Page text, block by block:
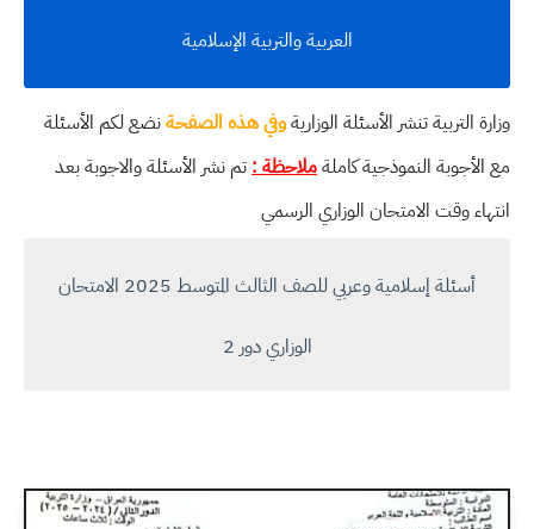
العربية والتربية الإسلامية
وزارة التربية تنشر الأسئلة الوزاريةوفي هذه الصفحةنضع لكم الأسئلة
مع الأجوبة النموذجية كاملةملاحظة :تم نشر الأسئلة والاجوبة بعد
انتهاء وقت الامتحان الوزاري الرسمي
أسئلة إسلامية وعربي للصف الثالث المتوسط 2025 الامتحان
الوزاري دور 2